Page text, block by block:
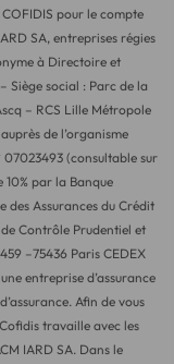
pour le compte
SA, entreprises régies
à Directoire et
Siège social : Parc de la
– RCS Lille Métropole
de l’organisme
07023493 (consultable sur
par la Banque
des Assurances du Crédit
Contrôle Prudentiel et
–75436 Paris CEDEX
entreprise d’assurance
Afin de vous
travaille avec les
IARD SA. Dans le